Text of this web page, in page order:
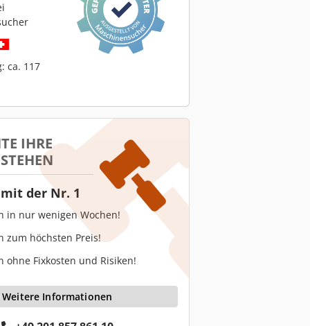
ca. 117
IHRE
der Nr. 1
in nur wenigen Wochen!
zum höchsten Preis!
ohne Fixkosten und Risiken!
Weitere Informationen